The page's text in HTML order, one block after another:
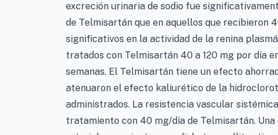
excreción urinaria de sodio fue
de Telmisartán que en aquellos que recibieron
significativos en la actividad de la renina
tratados con Telmisartán 40 a 120 mg por día
semanas. El Telmisartán tiene un efecto
atenuaron el efecto kaliurético de la
administrados. La resistencia vascular
tratamiento con 40 mg/día de Telmisartán.